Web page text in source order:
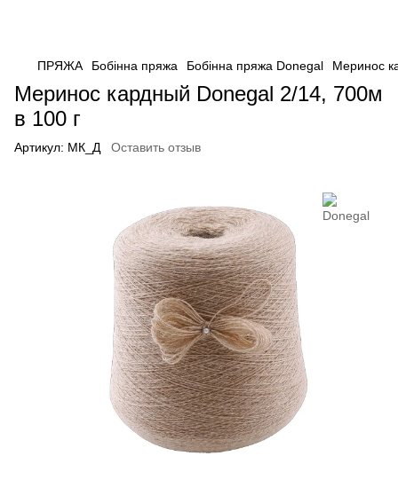
ПРЯЖА Бобінна пряжа Бобінна пряжа Donegal Меринос
Меринос кардный Donegal 2/14, 700м
в 100 г
Артикул: МК_Д Оставить отзыв